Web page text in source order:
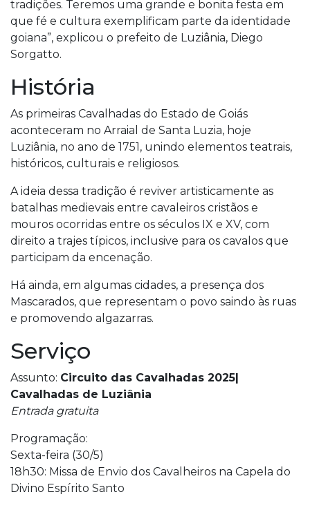
tradições. Teremos uma grande e bonita festa em
que fé e cultura exemplificam parte da identidade
goiana”, explicou o prefeito de Luziânia, Diego
Sorgatto.
História
As primeiras Cavalhadas do Estado de Goiás
aconteceram no Arraial de Santa Luzia, hoje
Luziânia, no ano de 1751, unindo elementos teatrais,
históricos, culturais e religiosos.
A ideia dessa tradição é reviver artisticamente as
batalhas medievais entre cavaleiros cristãos e
mouros ocorridas entre os séculos IX e XV, com
direito a trajes típicos, inclusive para os cavalos que
participam da encenação.
Há ainda, em algumas cidades, a presença dos
Mascarados, que representam o povo saindo às ruas
e promovendo algazarras.
Serviço
Assunto: Circuito das Cavalhadas 2025|
Cavalhadas de Luziânia
Entrada gratuita
Programação:
Sexta-feira (30/5)
18h30: Missa de Envio dos Cavalheiros na Capela do
Divino Espírito Santo